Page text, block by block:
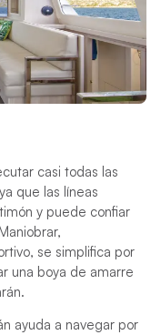
casi todas las
que las líneas
y puede confiar
se simplifica por
una boya de amarre
ayuda a navegar por